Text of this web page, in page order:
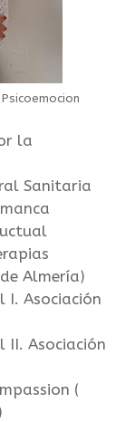
la
Sanitaria
Almería)
I. Asociación
II. Asociación
(